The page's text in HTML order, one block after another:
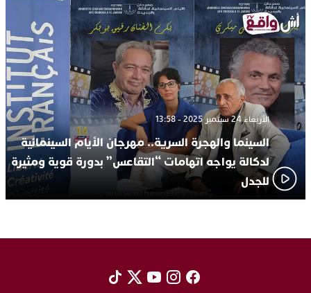
الأربعاء 24 سبتمبر 2025 - 13:58
السينما والهجرة السرية.. مهرجان الأيام السينمائية
لدكالة يواجه اتهامات “التقاعس” بدورة قوية ومثيرة
للجدل